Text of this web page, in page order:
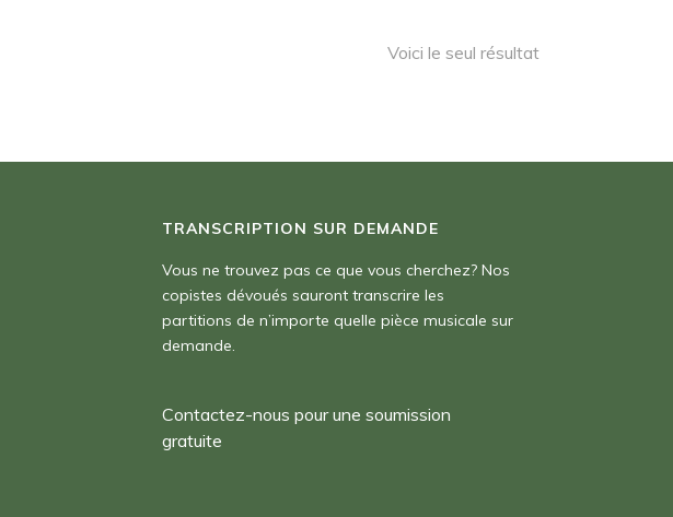
Voici le seul résultat
TRANSCRIPTION SUR DEMANDE
Vous ne trouvez pas ce que vous cherchez? Nos
copistes dévoués sauront transcrire les
partitions de n’importe quelle pièce musicale sur
demande.
Contactez-nous pour une soumission
gratuite